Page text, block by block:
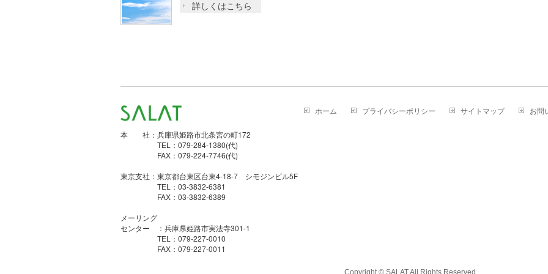
詳しくはこちら
本 社：兵庫県姫路市北条宮の町172
TEL：079-284-1380(代)
FAX：079-224-7746(代)
東京支社：東京都台東区台東4-18-7 シモジンビル5F
TEL：03-3832-6381
FAX：03-3832-6389
メーリング
センター ：兵庫県姫路市実法寺301-1
TEL：079-227-0010
FAX：079-227-0011
ホーム プライバシーポリシー サイトマップ お問